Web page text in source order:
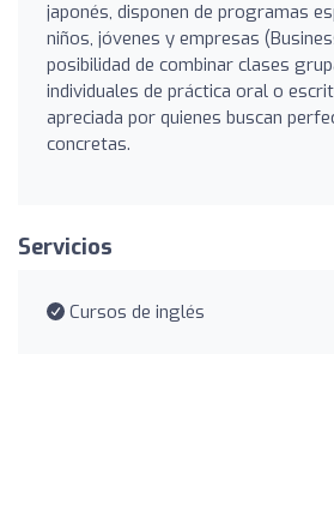
japonés, disponen de programas
niños, jóvenes y empresas
posibilidad de combinar clases
individuales de práctica oral o
apreciada por quienes buscan
concretas.
Servicios
Cursos de inglés